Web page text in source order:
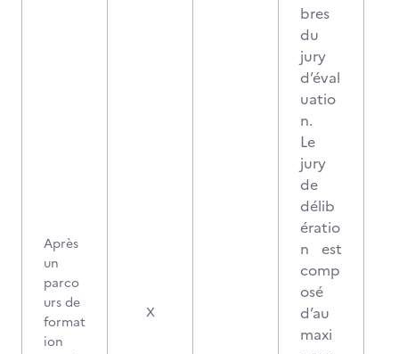
Après
un
parco
urs de
format
ion
X
bres
du
jury
d’éval
uatio
n.
Le
jury
de
délib
ératio
n est
comp
osé
d’au
maxi